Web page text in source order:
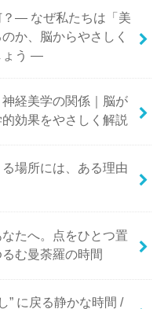
― なぜ私たちは「美
か、脳からやさしく
ょう ―
経美学の関係｜脳が
効果をやさしく解説
場所には、ある理由
たへ。点をひとつ置
む曼荼羅の時間
” に戻る静かな時間 /